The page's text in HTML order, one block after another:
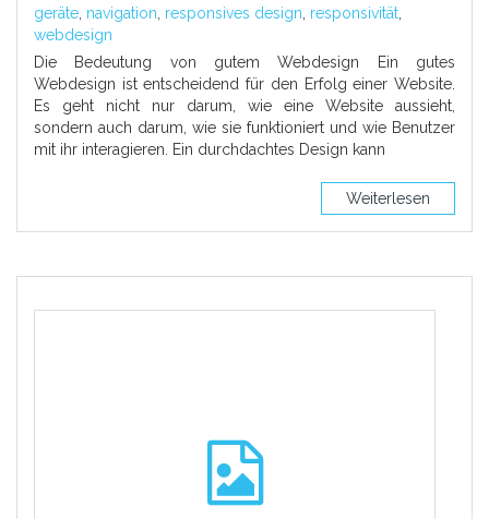
geräte navigation responsives design responsivität
webdesign
Die Bedeutung von gutem Webdesign Ein gutes
Webdesign ist entscheidend für den Erfolg einer Website.
Es geht nicht nur darum, wie eine Website aussieht,
sondern auch darum, wie sie funktioniert und wie Benutzer
mit ihr interagieren. Ein durchdachtes Design kann
Weiterlesen